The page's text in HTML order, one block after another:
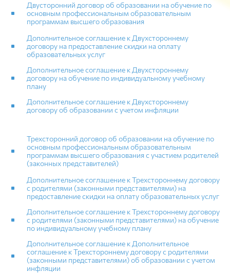
Двусторонний договор об образовании на обучение по
основным профессиональным образовательным
программам высшего образования
Дополнительное соглашение к Двухстороннему
договору на предоставление скидки на оплату
образовательных услуг
Дополнительное соглашение к Двухстороннему
договору на обучение по индивидуальному учебному
плану
Дополнительное соглашение к Двухстороннему
договору об образовании с учетом инфляции
Трехсторонний договор об образовании на обучение по
основным профессиональным образовательным
программам высшего образования с участием родителей
(законных представителей)
Дополнительное соглашение к Трехстороннему договору
с родителями (законными представителями) на
предоставление скидки на оплату образовательных услуг
Дополнительное соглашение к Трехстороннему договору
с родителями (законными представителями) на обучение
по индивидуальному учебному плану
Дополнительное соглашение к Дополнительное
соглашение к Трехстороннему договору с родителями
(законными представителями) об образовании с учетом
инфляции